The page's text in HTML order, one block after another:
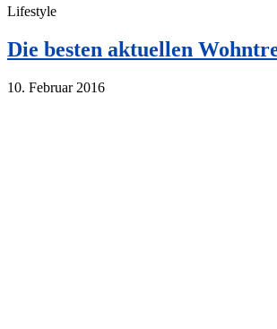
Lifestyle
Die besten aktuellen
10. Februar 2016